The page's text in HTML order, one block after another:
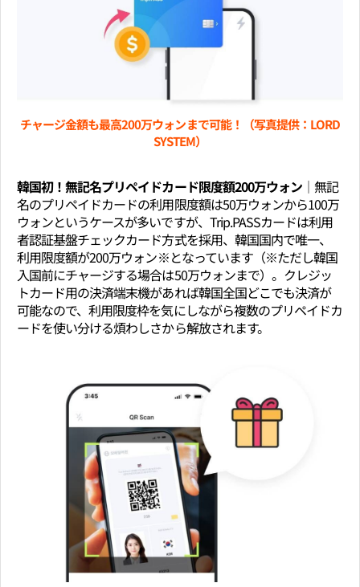
チャージ金額も最高200万ウォンまで可能！（写真提供：LORD
SYSTEM）
韓国初！無記名プリペイドカード限度額200万ウォン│無記
名のプリペイドカードの利用限度額は50万ウォンから100万
ウォンというケースが多いですが、Trip.PASSカードは利用
者認証基盤チェックカード方式を採用、韓国国内で唯一、
利用限度額が200万ウォン※となっています（※ただし韓国
入国前にチャージする場合は50万ウォンまで）。クレジッ
トカード用の決済端末機があれば韓国全国どこでも決済が
可能なので、利用限度枠を気にしながら複数のプリペイドカ
ードを使い分ける煩わしさから解放されます。